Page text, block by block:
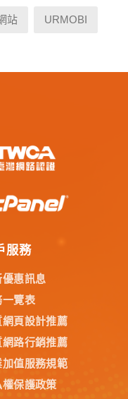
站 URMOBI
服務
惠訊息
一覽表
頁設計推薦
路行銷推薦
值服務規範
權保護政策